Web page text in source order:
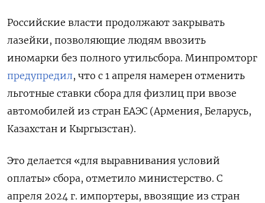
Российские власти продолжают закрывать
лазейки, позволяющие людям ввозить
иномарки без полного утильсбора. Минпромторг
предупредил, что с 1 апреля намерен отменить
льготные ставки сбора для физлиц при ввозе
автомобилей из стран ЕАЭС (Армения, Беларусь,
Казахстан и Кыргызстан).
Это делается «для выравнивания условий
оплаты» сбора, отметило министерство. С
апреля 2024 г. импортеры, ввозящие из стран